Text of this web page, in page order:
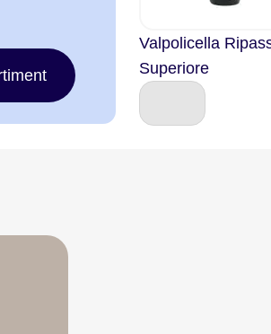
Valpolicella
Superiore